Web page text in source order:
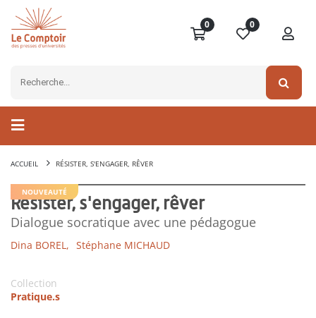
0 0
ACCUEIL RÉSISTER, S'ENGAGER, RÊVER
NOUVEAUTÉ
Résister, s'engager, rêver
Dialogue socratique avec une pédagogue
Dina BOREL, Stéphane MICHAUD
Collection
Pratique.s